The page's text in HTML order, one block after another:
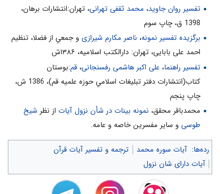
تفسیر روان جاوید، محمد ثقفی تهرانی، تهران:انتشارات برهان،
1398 ق، چاپ سوم
برگزیده تفسیر نمونه، ناصر مکارم شیرازی و جمعي از فضلا، تنظیم
احمد علی بابایی، تهران: دارالکتب اسلامیه، ۱۳۸۶ش
تفسیر راهنما، علی اکبر هاشمی رفسنجانی، قم:بوستان
كتاب(انتشارات دفتر تبليغات اسلامي حوزه علميه قم)، 1386 ش‌،
چاپ پنجم‌
محمدباقر محقق، نمونه بینات در شأن نزول آیاتاز نظر شیخ
طوسیو سایر مفسرین خاصه و عامه.
رده‌ها: آیات سوره محمد
ترجمه و تفسیر آیات قرآن
آیات دارای شان نزول